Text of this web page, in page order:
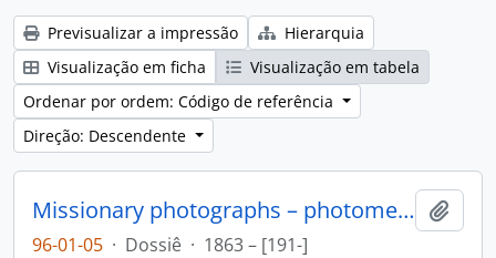
Previsualizar a impressão
Hierarquia
Visualização em ficha
Visualização em tabela
Ordenar por ordem: Código de referência
Direção: Descendente
Missionary photographs – photomechanical
96-01-05 · Dossiê · 1863 – [191-]